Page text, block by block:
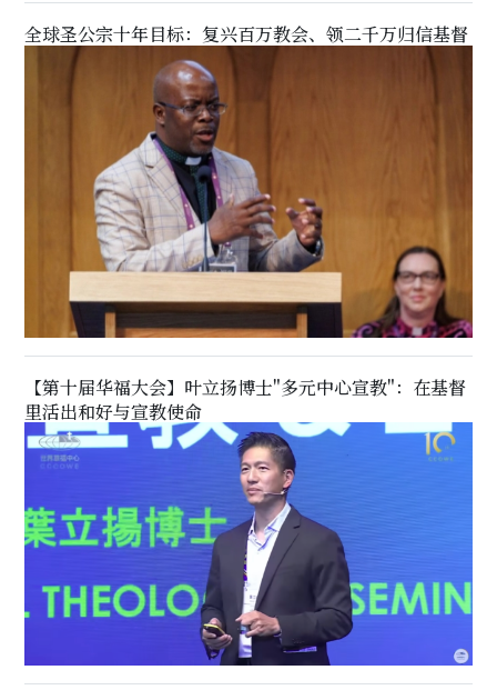
全球圣公宗十年目标：复兴百万教会、领二千万归信基督
【第十届华福大会】叶立扬博士"多元中心宣教"：在基督
里活出和好与宣教使命